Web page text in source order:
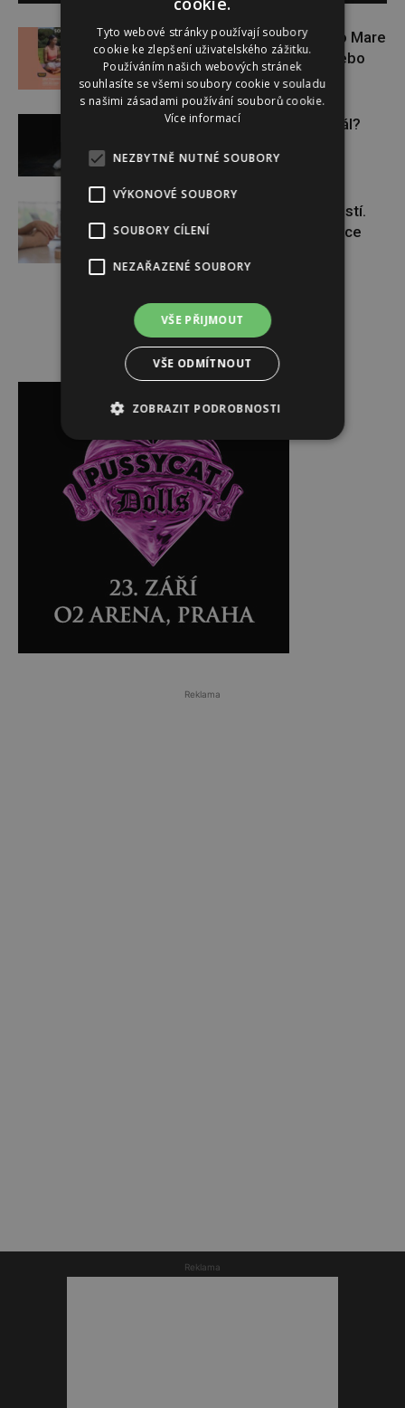
Zapojte se do letní soutěže s Rio Mare
a vyhrajte iWatch Series 11 nebo
jógamatku
Budou se vraždit malé děti dál?
Těhotenství není samozřejmostí.
Pomáhá asistovaná reprodukce
Reklama
Reklama
Tyto webové stránky používají soubory
cookie ke zlepšení uživatelského zážitku.
Používáním našich webových stránek
souhlasíte se všemi soubory cookie v souladu
s našimi zásadami používání souborů cookie.
Více informací
NEZBYTNĚ NUTNÉ SOUBORY
VÝKONOVÉ SOUBORY
SOUBORY CÍLENÍ
NEZAŘAZENÉ SOUBORY
VŠE PŘIJMOUT
VŠE ODMÍTNOUT
ZOBRAZIT PODROBNOSTI